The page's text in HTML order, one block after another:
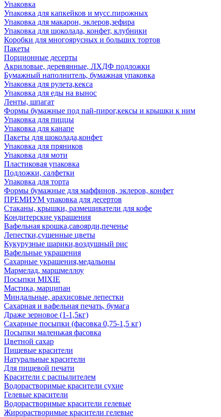
Упаковка
Упаковка для капкейков и мусс.пирожных
Упаковка для макарон, эклеров,зефира
Упаковка для шоколада, конфет, клубники
Коробки для многоярусных и больших тортов
Пакеты
Порционные десерты
Акриловые, деревянные, ЛХДФ подложки
Бумажный наполнитель, бумажная упаковка
Упаковка для рулета,кекса
Упаковка для еды на вынос
Ленты, шпагат
Формы бумажные под пай-пирог,кексы и крышки к ним
Упаковка для пиццы
Упаковка для канапе
Пакеты для шоколада,конфет
Упаковка для пряников
Упаковка для моти
Пластиковая упаковка
Подложки, салфетки
Упаковка для торта
Формы бумажные для маффинов, эклеров, конфет
ПРЕМИУМ упаковка для десертов
Стаканы, крышки, размешиватели для кофе
Кондитерские украшения
Вафельная крошка,савоярди,печенье
Лепестки,сушенные цветы
Кукурузные шарики,воздушный рис
Вафельные украшения
Сахарные украшения,медальоны
Мармелад, маршмеллоу
Посыпки MIXIE
Мастика, марципан
Миндальные, арахисовые лепестки
Сахарная и вафельная печать, бумага
Драже зерновое (1-1,5кг)
Сахарные посыпки (фасовка 0,75-1,5 кг)
Посыпки маленькая фасовка
Цветной сахар
Пищевые красители
Натуральные красители
Для пищевой печати
Красители с распылителем
Водорастворимые красители сухие
Гелевые красители
Водорастворимые красители гелевые
Жирорастворимые красители гелевые